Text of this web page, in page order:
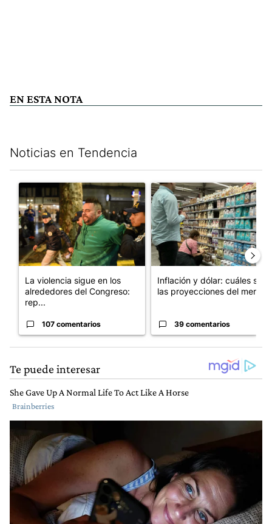
EN ESTA NOTA
Noticias en Tendencia
Un artículo de tendencia con el título "La violencia sigue en
La violencia sigue en los
alrededores del Congreso:
rep...
107 comentarios
Un artículo de tendencia con
Inflación y dólar: cuáles son
las proyecciones del merc...
39 comentarios